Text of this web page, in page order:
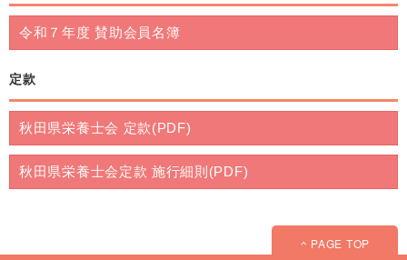
令和７年度 賛助会員名簿
定款
秋田県栄養士会 定款(PDF)
秋田県栄養士会定款 施行細則(PDF)
PAGE TOP